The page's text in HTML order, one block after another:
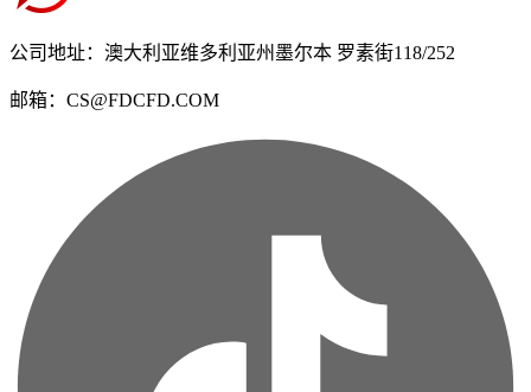
公司地址：澳大利亚维多利亚州墨尔本 罗素街118/252
邮箱：CS@FDCFD.COM